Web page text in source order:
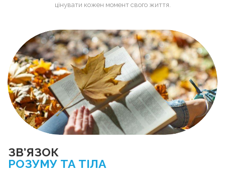
цінувати кожен момент свого життя.
ЗВ’ЯЗОК
РОЗУМУ ТА ТІЛА